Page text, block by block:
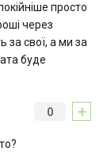
просто
через
за свої, а ми за
буде
+
0